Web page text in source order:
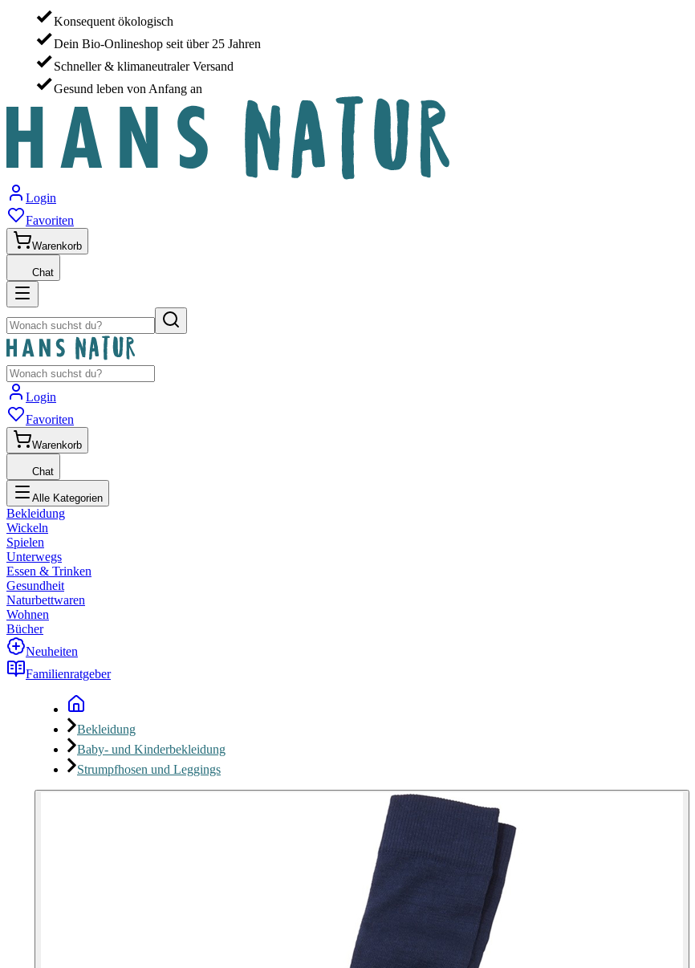
Konsequent ökologisch
Dein Bio-Onlineshop seit über 25 Jahren
Schneller & klimaneutraler Versand
Gesund leben von Anfang an
Login
Favoriten
Warenkorb
Chat
Login
Favoriten
Warenkorb
Chat
Alle Kategorien
Bekleidung
Wickeln
Spielen
Unterwegs
Essen & Trinken
Gesundheit
Naturbettwaren
Wohnen
Bücher
Neuheiten
Familienratgeber
Bekleidung
Baby- und Kinderbekleidung
Strumpfhosen und Leggings